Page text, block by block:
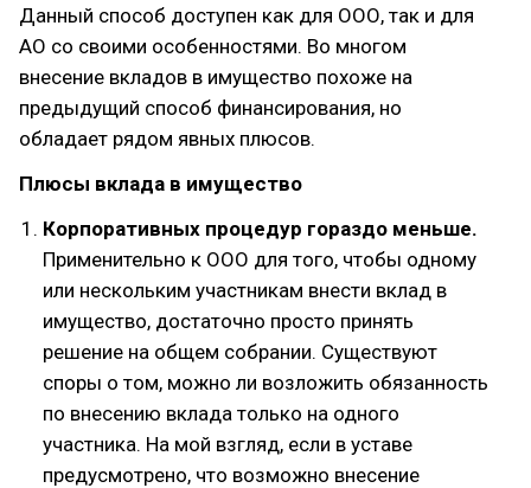
Данный способ доступен как для ООО, так и для
АО со своими особенностями. Во многом
внесение вкладов в имущество похоже на
предыдущий способ финансирования, но
обладает рядом явных плюсов.
Плюсы вклада в имущество
Корпоративных процедур гораздо меньше.
Применительно к ООО для того, чтобы одному
или нескольким участникам внести вклад в
имущество, достаточно просто принять
решение на общем собрании. Существуют
споры о том, можно ли возложить обязанность
по внесению вклада только на одного
участника. На мой взгляд, если в уставе
предусмотрено, что возможно внесение